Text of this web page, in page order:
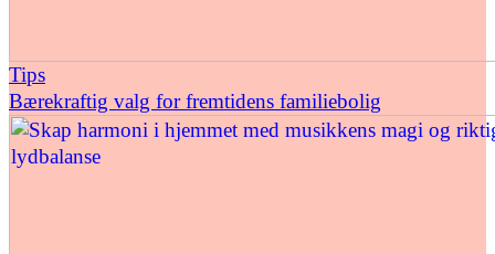
Tips
Bærekraftig valg for fremtidens familiebolig